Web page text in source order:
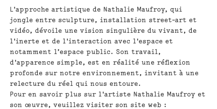
L'approche artistique de Nathalie Maufroy, qui
jongle entre sculpture, installation street-art et
vidéo, dévoile une vision singulière du vivant, de
l'inerte et de l'interaction avec l'espace et
notamment l’espace public. Son travail,
d'apparence simple, est en réalité une réflexion
profonde sur notre environnement, invitant à une
relecture du réel qui nous entoure.
Pour en savoir plus sur l'artiste Nathalie Maufroy et
son œuvre, veuillez visiter son site web :